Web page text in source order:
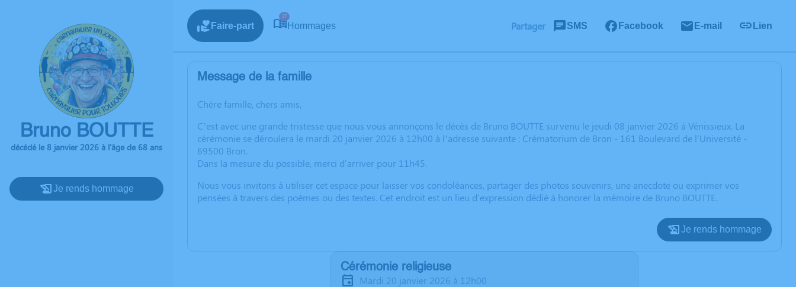
Bruno BOUTTE
décédé le 8 janvier 2026 à l'âge de 68 ans
Je rends hommage
Faire-part
37
Hommages Partager SMS Facebook E-mail Lien
Message de la famille
Chère famille, chers amis,
C’est avec une grande tristesse que nous vous annonçons le décès de Bruno BOUTTE survenu le jeudi 08 janvier 2026 à Vénissieux. La
cérémonie se déroulera le mardi 20 janvier 2026 à 12h00 à l’adresse suivante : Crématorium de Bron - 161 Boulevard de l'Université -
69500 Bron.
Dans la mesure du possible, merci d'arriver pour 11h45.
Nous vous invitons à utiliser cet espace pour laisser vos condoléances, partager des photos souvenirs, une anecdote ou exprimer vos
pensées à travers des poèmes ou des textes. Cet endroit est un lieu d'expression dédié à honorer la mémoire de Bruno BOUTTE.
Je rends hommage
Cérémonie religieuse
mardi 20 janvier 2026 à 12h00